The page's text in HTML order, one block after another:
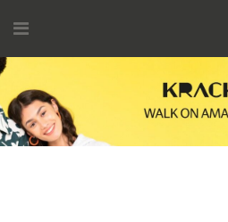
contenido